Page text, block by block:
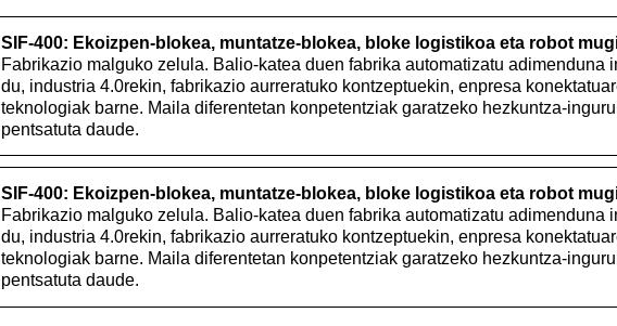
SIF-400: Ekoizpen-blokea, muntatze-blokea, bloke logistikoa eta robot
Fabrikazio malguko zelula. Balio-katea duen fabrika automatizatu adimenduna
du, industria 4.0rekin, fabrikazio aurreratuko kontzeptuekin, enpresa
teknologiak barne. Maila diferentetan konpetentziak garatzeko hezkuntza-
pentsatuta daude.
SIF-400: Ekoizpen-blokea, muntatze-blokea, bloke logistikoa eta robot
Fabrikazio malguko zelula. Balio-katea duen fabrika automatizatu adimenduna
du, industria 4.0rekin, fabrikazio aurreratuko kontzeptuekin, enpresa
teknologiak barne. Maila diferentetan konpetentziak garatzeko hezkuntza-
pentsatuta daude.